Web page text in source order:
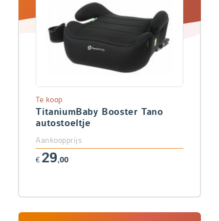
TitaniumBaby Booster Tano
autostoeltje
Te koop
Aankoopprijs
€ 29,00